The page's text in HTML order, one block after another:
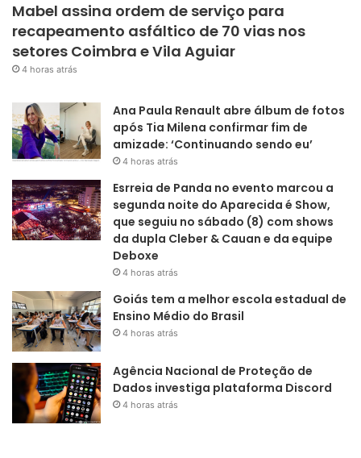
Mabel assina ordem de serviço para
recapeamento asfáltico de 70 vias nos
setores Coimbra e Vila Aguiar
4 horas atrás
Ana Paula Renault abre álbum de fotos
após Tia Milena confirmar fim de
amizade: ‘Continuando sendo eu’
4 horas atrás
Esrreia de Panda no evento marcou a
segunda noite do Aparecida é Show,
que seguiu no sábado (8) com shows
da dupla Cleber & Cauan e da equipe
Deboxe
4 horas atrás
Goiás tem a melhor escola estadual de
Ensino Médio do Brasil
4 horas atrás
Agência Nacional de Proteção de
Dados investiga plataforma Discord
4 horas atrás